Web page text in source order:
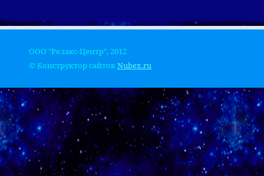
ООО "Релакс-Центр", 2012
© Конструктор сайтов Nubex.ru